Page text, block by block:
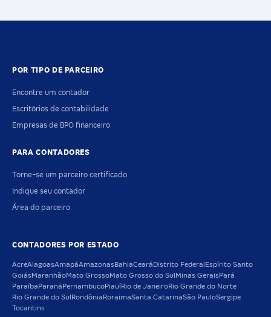
POR TIPO DE PARCEIRO
Encontre um contador
Escritórios de contabilidade
Empresas de BPO financeiro
PARA CONTADORES
Torne-se um parceiro certificado
Indique seu contador
Área do parceiro
CONTADORES POR ESTADO
AcreAlagoasAmapáAmazonas BahiaCeará Distrito Federal Espírito Santo
GoiásMaranhãoMato GrossoMato Grosso do Sul Minas Gerais Pará
Paraíba Paraná PernambucoPiauíRio de JaneiroRio Grande do Norte
Rio Grande do Sul Rondônia RoraimaSanta CatarinaSão PauloSergipe
Tocantins